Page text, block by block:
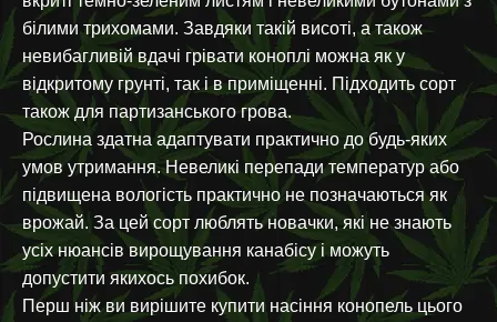
білими трихомами. Завдяки такій висоті, а також
невибагливій вдачі грівати коноплі можна як у
відкритому грунті, так і в приміщенні. Підходить сорт
також для партизанського грова.
Рослина здатна адаптувати практично до будь-яких
умов утримання. Невеликі перепади температур або
підвищена вологість практично не позначаються як
врожай. За цей сорт люблять новачки, які не знають
усіх нюансів вирощування канабісу і можуть
допустити якихось похибок.
Перш ніж ви вирішите купити насіння конопель цього